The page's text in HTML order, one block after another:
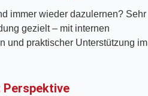
immer wieder dazulernen? Sehr
gezielt – mit internen
und praktischer Unterstützung im